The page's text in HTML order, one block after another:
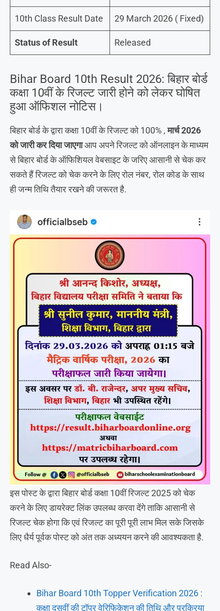
10th Class Result Date 29 March 2026 ( Fixed)
Status of Result Released
Bihar Board 10th Result 2026: बिहार बोर्ड
कक्षा 10वीं के रिजल्ट जारी होने को लेकर घोषित
हुआ ऑफिशल नोटिस।
बिहार बोर्ड के द्वारा कक्षा 10वीं के रिजल्ट को 100% ,मार्च 2026
को जारी कर दिया जाएगाआप अपने रिजल्ट को ऑनलाइन के माध्यम
से बिहार बोर्ड के ऑफिशियल वेबसाइट के जरिए आसानी से चेक कर
सकते हैं रिजल्ट को चेक करने के लिए रोल नंबर, रोल कोड के साथ
ही जन्म तिथि तैयार रखने की जरूरत है.
इस पोस्ट के द्वारा बिहार बोर्ड कक्षा 10वीं रिजल्ट 2025 को चेक
करने के लिए डायरेक्ट लिंक उपलब्ध करवा देंगे ताकि आसानी से
रिजल्ट चेक होगा कि एवं रिजल्ट का पूरी पूरी लाभ मिल सके जिसके
लिए धैर्य पूर्वक पोस्ट को अंत तक अध्ययन करने की आवश्यकता है.
Read Also-
Bihar Board 10th Topper Verification 2026 :
कक्षा दसवीं की टॉपर वेरिफिकेशन की तिथि और प्रक्रिया